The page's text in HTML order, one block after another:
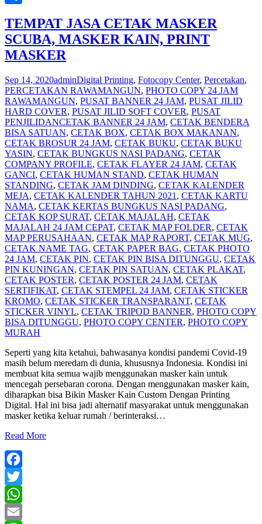
TEMPAT JASA CETAK MASKER
SCUBA, MASKER KAIN, PRINT
MASKER
Sep 14, 2020adminDigital Printing, Fotocopy Center, Percetakan,
PERCETAKAN RAWAMANGUN, PHOTO COPY 24 JAM
RAWAMANGUN, PUSAT BANNER 24 JAM, PUSAT JILID
HARD COVER, PUSAT JILID SOFT COVER, PUSAT
PENJILIDANCETAK BANNER 24 JAM, CETAK BENDERA
BISA SATUAN, CETAK BOX, CETAK BOX MAKANAN,
CETAK BROSUR 24 JAM, CETAK BUKU, CETAK BUKU
YASIN, CETAK BUNGKUS NASI PADANG, CETAK
COMPANY PROFILE, CETAK FLAYER 24 JAM, CETAK
GANCI, CETAK HUMAN STAND, CETAK HUMAN
STANDING, CETAK JAM DINDING, CETAK KALENDER
MEJA, CETAK KALENDER TAHUN 2021 , CETAK KARTU
NAMA, CETAK KERTAS BUNGKUS NASI PADANG,
CETAK KOP SURAT, CETAK MAJALAH, CETAK
MAJALAH 24 JAM CEPAT, CETAK MAP FOLDER, CETAK
MAP PERUSAHAAN, CETAK MAP RAPORT, CETAK MUG,
CETAK NAME TAG, CETAK PAPER BAG, CETAK PHOTO
24 JAM, CETAK PIN, CETAK PIN BISA DITUNGGU, CETAK
PIN KUNINGAN, CETAK PIN SATUAN, CETAK PLAKAT,
CETAK POSTER, CETAK POSTER 24 JAM, CETAK
SERTIFIKAT, CETAK STEMPEL 24 JAM, CETAK STICKER
KROMO, CETAK STICKER TRANSPARANT, CETAK
STICKER VINYL, CETAK TRIPOD BANNER, PHOTO COPY
BISA DITUNGGU, PHOTO COPY CENTER, PHOTO COPY
MURAH
Seperti yang kita ketahui, bahwasanya kondisi pandemi Covid-19
masih belum meredam di dunia, khususnya Indonesia. Kondisi ini
membuat kita semua wajib menggunakan masker kain untuk
mencegah persebaran corona. Dengan menggunakan masker kain,
diharapkan bisa Bikin Masker Kain Custom Dengan Printing
Digital. Hal ini bisa jadi alternatif masyarakat untuk menggunakan
masker ketika keluar rumah / berinteraksi…
Read More
Facebook
Twitter
WhatsApp